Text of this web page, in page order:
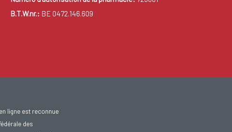
B.T.W.nr.: BE 0472.146.609
ligne est reconnue
des